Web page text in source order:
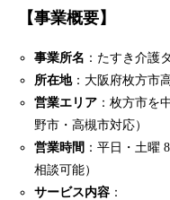
【事業概要】
事業所名 ：たすき介護
所在地：大阪府枚方市
営業エリア ：枚方市を
野市・高槻市対応）
営業時間 ：平日・土曜
相談可能）
サービス内容 ：